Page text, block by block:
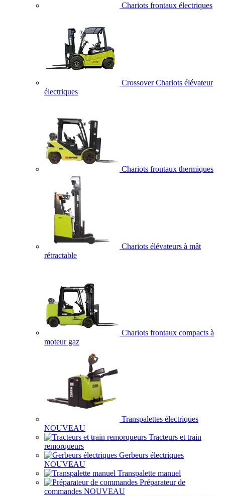
Chariots frontaux électriques
Crossover Chariots élévateur
électriques
Chariots frontaux thermiques
Chariots élévateurs à mât
rétractable
Chariots frontaux compacts à
moteur gaz
Transpalettes électriques
NOUVEAU
Tracteurs et train
remorqueurs
Gerbeurs électriques
NOUVEAU
Transpalette manuel
Préparateur de
commandes NOUVEAU